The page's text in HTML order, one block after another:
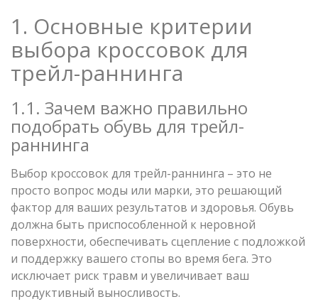
1. Основные критерии
выбора кроссовок для
трейл-раннинга
1.1. Зачем важно правильно
подобрать обувь для трейл-
раннинга
Выбор кроссовок для трейл-раннинга – это не
просто вопрос моды или марки, это решающий
фактор для ваших результатов и здоровья. Обувь
должна быть приспособленной к неровной
поверхности, обеспечивать сцепление с подложкой
и поддержку вашего стопы во время бега. Это
исключает риск травм и увеличивает ваш
продуктивный выносливость.